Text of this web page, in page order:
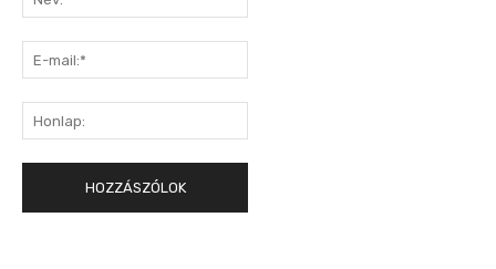
mail:*